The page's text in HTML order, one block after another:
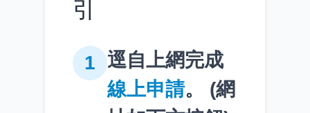
引
1
逕自上網完成
線上申請。 (網